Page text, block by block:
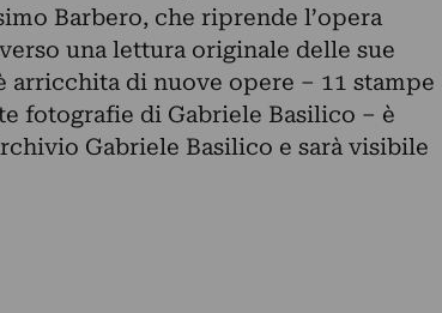
Barbero, che riprende l’opera
una lettura originale delle sue
arricchita di nuove opere – 11 stampe
fotografie di Gabriele Basilico – è
Gabriele Basilico e sarà visibile